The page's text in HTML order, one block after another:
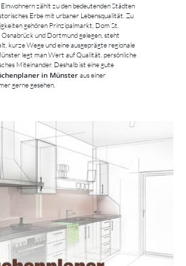
zählt zu den bedeutenden Städten
Erbe mit urbaner Lebensqualität. Zu
gehören Prinzipalmarkt, Dom St.
Osnabrück und Dortmund gelegen, steht
kurze Wege und eine ausgeprägte regionale
legt man Wert auf Qualität, persönliche
Miteinander. Deshalb ist eine gute
in Münster aus einer
gerne gesehen.